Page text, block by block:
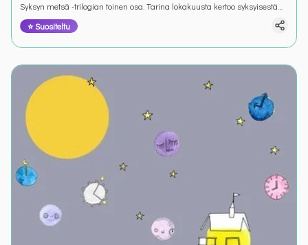
Syksyn metsä -trilogian toinen osa. Tarina lokakuusta kertoo syksyisestä
metsäretkestä ja retkeen valmistautumisesta. Värinautit.
⭐ Suositeltu